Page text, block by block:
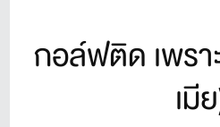
กอล์ฟติด เพร
เมี